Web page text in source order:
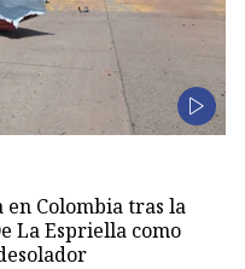
en Colombia tras la
La Espriella como